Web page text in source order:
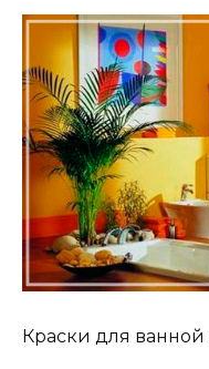
Краски для